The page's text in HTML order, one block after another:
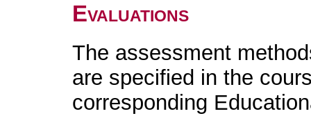
Evaluations
The assessment
are specified in the
corresponding